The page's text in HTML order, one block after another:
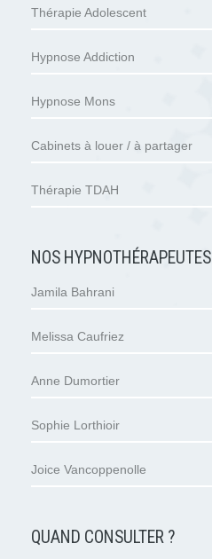
Thérapie Adolescent
Hypnose Addiction
Hypnose Mons
Cabinets à louer / à partager
Thérapie TDAH
NOS HYPNOTHÉRAPEUTES
Jamila Bahrani
Melissa Caufriez
Anne Dumortier
Sophie Lorthioir
Joice Vancoppenolle
QUAND CONSULTER ?